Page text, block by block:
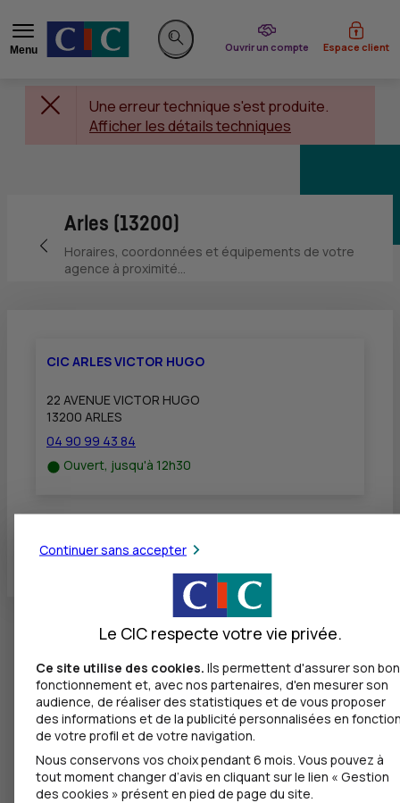
Menu
Rechercher sur le site
Ouvrir un compte
du CIC Espace client
Une erreur technique s'est produite.
Afficher les détails techniques
Retour vers la page précédente
Arles (13200)
Horaires, coordonnées et équipements de votre
agence à proximité...
CIC ARLES VICTOR HUGO
22 AVENUE VICTOR HUGO
13200 ARLES
04 90 99 43 84
Ouvert, jusqu'à 12h30
Toutes les localités
Continuer sans accepter
Le CIC respecte votre vie privée.
Ce site utilise des cookies. Ils permettent d'assurer son bon
fonctionnement et, avec nos partenaires, d'en mesurer son
audience, de réaliser des statistiques et de vous proposer
des informations et de la publicité personnalisées en
de votre profil et de votre navigation.
Nous conservons vos choix pendant 6 mois. Vous pouvez à
tout moment changer d’avis en cliquant sur le lien « Gestion
des cookies » présent en pied de page du site.